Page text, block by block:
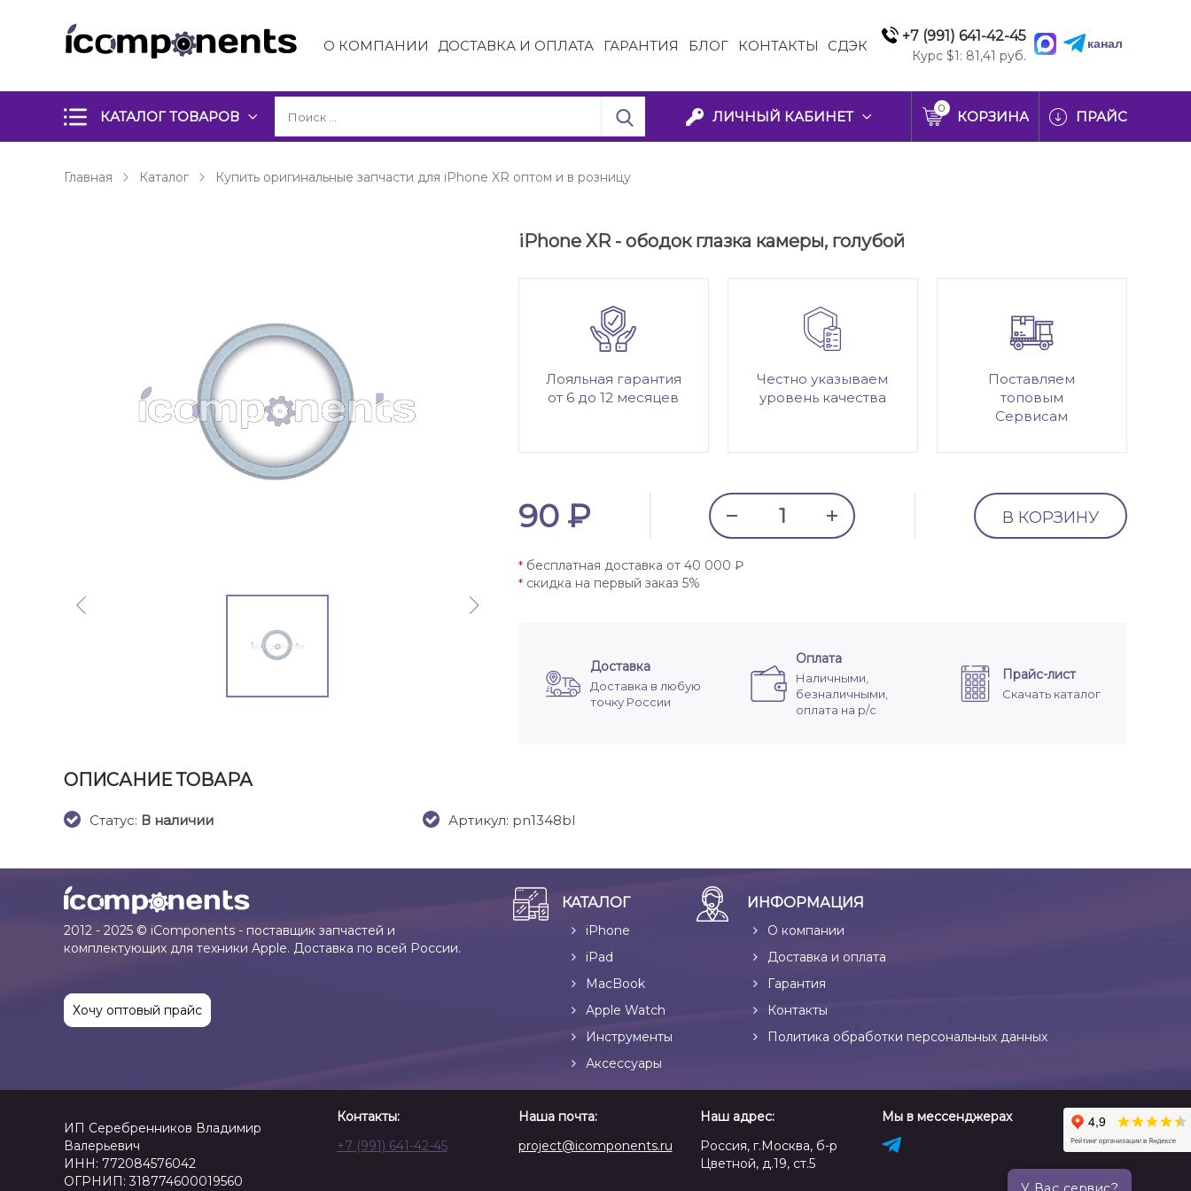
О КОМПАНИИ ДОСТАВКА И ОПЛАТА ГАРАНТИЯ БЛОГ КОНТАКТЫ СДЭК
+7 (991) 641-42-45
Курс $1: 81,41 руб.
канал
КАТАЛОГ ТОВАРОВ ЛИЧНЫЙ КАБИНЕТ
0
КОРЗИНА ПРАЙС
Главная Каталог Купить оригинальные запчасти для iPhone XR оптом и в розницу
iPhone XR - ободок глазка камеры, голубой
Лояльная гарантия
от 6 до 12 месяцев
Честно указываем
уровень качества
Поставляем
топовым
Сервисам
90 ₽ В КОРЗИНУ
*бесплатная доставка от 40 000 ₽
*скидка на первый заказ 5%
Доставка
Доставка в любую
точку России
Оплата
Наличными,
безналичными,
оплата на р/с
Прайс-лист
Скачать каталог
ОПИСАНИЕ ТОВАРА
Cтатус: В наличии Артикул: pn1348bl
2012 - 2025 © iComponents - поставщик запчастей и
комплектующих для техники Apple. Доставка по всей России.
Хочу оптовый прайс
КАТАЛОГ
iPhone
iPad
MacBook
Apple Watch
Инструменты
Аксессуары
ИНФОРМАЦИЯ
О компании
Доставка и оплата
Гарантия
Контакты
Политика обработки персональных данных
ИП Серебренников Владимир
Валерьевич
ИНН: 772084576042
ОГРНИП: 318774600019560
Контакты:
+7 (991) 641-42-45
Наша почта:
project@icomponents.ru
Наш адрес:
Россия, г.Москва, б-р
Цветной, д.19, ст.5
Мы в мессенджерах